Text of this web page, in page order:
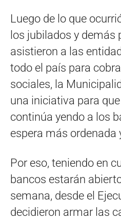
Luego de lo que
los jubilados y demás
asistieron a las
todo el país para
sociales, la
una iniciativa para
continúa yendo a los
espera más ordenada
Por eso, teniendo en
bancos estarán
semana, desde el
decidieron armar las